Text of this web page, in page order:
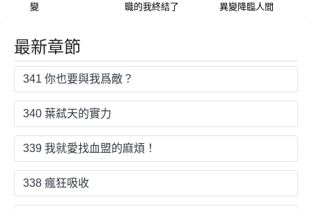
變
職的我終結了
異變降臨人間
最新章節
341 你也要與我爲敵？
340 葉弒天的實力
339 我就愛找血盟的麻煩！
338 瘋狂吸收